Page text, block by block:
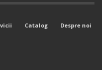
Catalog
Despre noi